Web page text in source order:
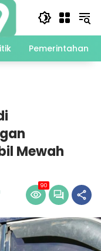
Pemerintahan
Mewah
90